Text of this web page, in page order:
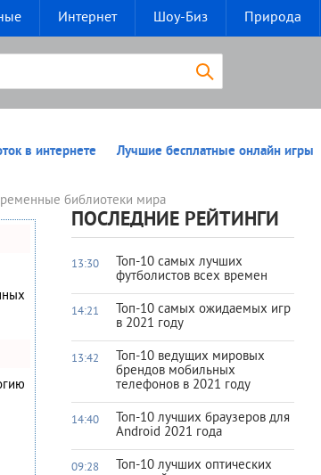
Интернет Шоу-Биз Природа
в интернете Лучшие бесплатные онлайн игры
библиотеки мира
ПОСЛЕДНИЕ РЕЙТИНГИ
13:30
Топ-10 самых лучших
футболистов всех времен
14:21
Топ-10 самых ожидаемых игр
в 2021 году
13:42
Топ-10 ведущих мировых
брендов мобильных
телефонов в 2021 году
14:40
Топ-10 лучших браузеров для
Android 2021 года
09:28
Топ-10 лучших оптических